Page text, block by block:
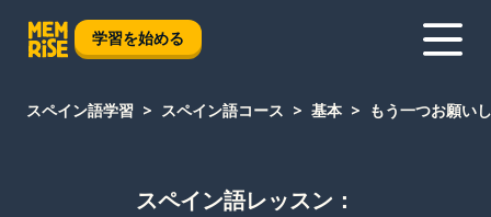
学習を始める
スペイン語学習 スペイン語コース 基本 もう一つお願い
スペイン語レッスン：